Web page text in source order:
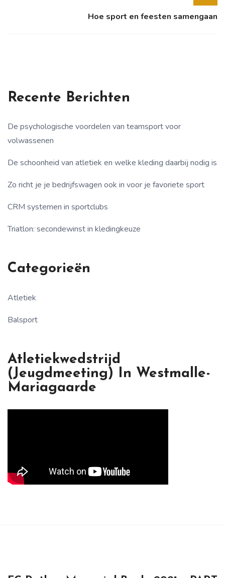
Hoe sport en feesten samengaan
Recente Berichten
De psychologische voordelen van teamsport voor
volwassenen
De schoonheid van atletiek en welke kleding daarbij nodig is
Zo richt je je bedrijfswagen ook in voor je favoriete sport
CRM systemen in sportclubs
Triatlon: secondewinst in kledingkeuze
Categorieën
Atletiek
Balsport
Atletiekwedstrijd
(jeugdmeeting) In Westmalle-
Mariagaarde